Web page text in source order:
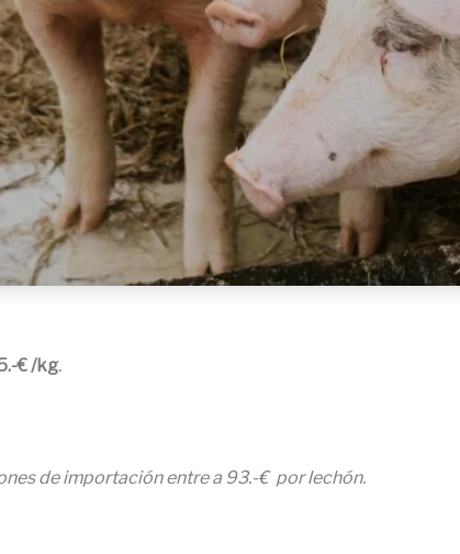
€ /kg.
de importación entre a 93.-€ por lechón.